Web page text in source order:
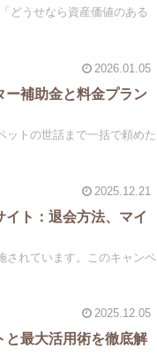
どうせなら資産価値のある
2026.01.05
ー補助金と料金プラン
ットの世話まで一括で頼めた
2025.12.21
イト：退会方法、マイ
されています。このキャンペ
2025.12.05
と最大活用術を徹底解